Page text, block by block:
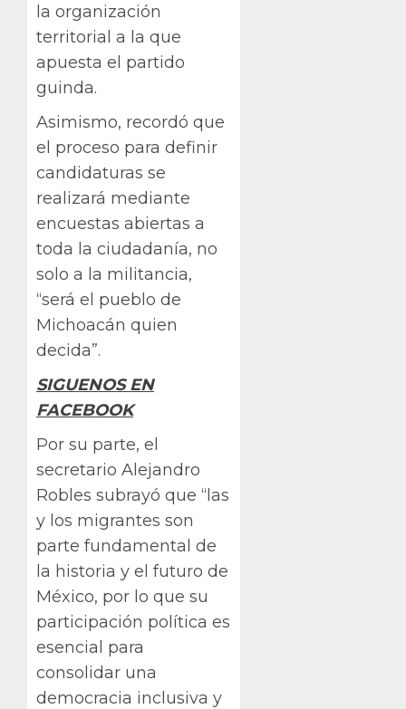
la organización
territorial a la que
apuesta el partido
guinda.
Asimismo, recordó que
el proceso para definir
candidaturas se
realizará mediante
encuestas abiertas a
toda la ciudadanía, no
solo a la militancia,
“será el pueblo de
Michoacán quien
decida”.
SIGUENOS EN
FACEBOOK
Por su parte, el
secretario Alejandro
Robles subrayó que “las
y los migrantes son
parte fundamental de
la historia y el futuro de
México, por lo que su
participación política es
esencial para
consolidar una
democracia inclusiva y